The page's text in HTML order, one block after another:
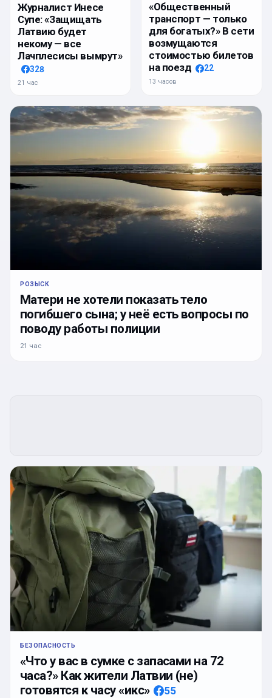
Журналист Инесе
Супе: «Защищать
Латвию будет
некому — все
Лачплесисы вымрут»
328
21 час
«Общественный
транспорт — только
для богатых?» В сети
возмущаются
стоимостью билетов
на поезд
22
13 часов
РОЗЫСК
Матери не хотели показать тело
погибшего сына; у неё есть вопросы по
поводу работы полиции
21 час
БЕЗОПАСНОСТЬ
«Что у вас в сумке с запасами на 72
часа?» Как жители Латвии (не)
готовятся к часу «икс»
55